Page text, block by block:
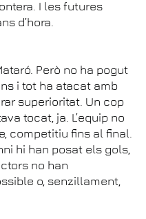
I les futures
d’hora.
Però no ha pogut
i tot ha atacat amb
superioritat. Un cop
tocat, ja. L’equip no
competitiu fins al final.
hi han posat els gols,
no han
o, senzillament,